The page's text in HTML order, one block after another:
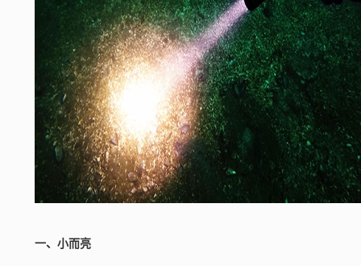
一、小而亮